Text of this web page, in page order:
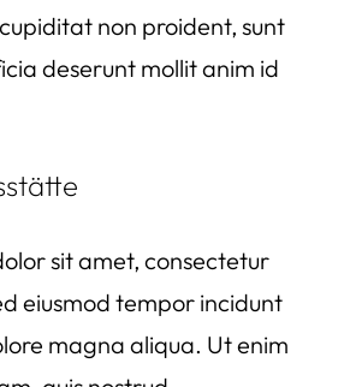
non proident, sunt
deserunt mollit anim id
sit amet, consectetur
eiusmod tempor incidunt
magna aliqua. Ut enim